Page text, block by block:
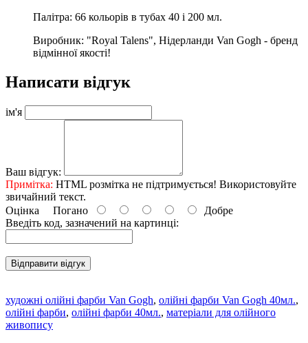
Палітра: 66 кольорів в тубах 40 і 200 мл.
Виробник: "Royal Talens", Нідерланди Van Gogh - бренд
відмінної якості!
Написати відгук
ім'я
Ваш відгук:
Примітка: HTML розмітка не підтримується! Використовуйте
звичайний текст.
Оцінка Погано
Добре
Введіть код, зазначений на картинці:
Відправити відгук
художні олійні фарби Van Gogh, олійні фарби Van Gogh 40мл.,
олійні фарби, олійні фарби 40мл., матеріали для олійного
живопису